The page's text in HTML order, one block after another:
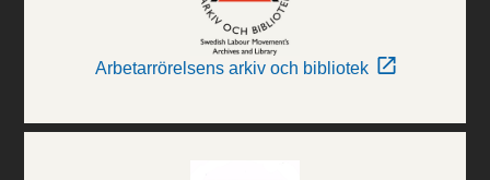
Arbetarrörelsens arkiv och bibliotek